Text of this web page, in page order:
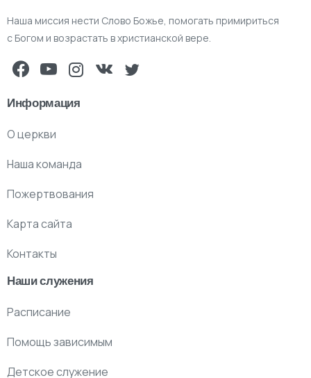
Наша миссия нести Слово Божье, помогать примириться
с Богом и возрастать в христианской вере.
Информация
О церкви
Наша команда
Пожертвования
Карта сайта
Контакты
Наши служения
Расписание
Помощь зависимым
Детское служение